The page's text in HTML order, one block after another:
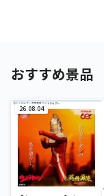
おすすめ景品
26.08.04